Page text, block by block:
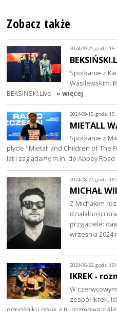
Zobacz także
2024-09-21, godz.
Spotkanie z
Wasilewskim.
BEKSIŃSKI.Live. » więcej
2024-09-15, godz.
MIETALL
Spotkanie z
płycie "Mietall and Children of The
lat i zaglądamy m.in. do Abbey
2024-08-27, godz.
MICHAŁ
Z Michałem
działalności
przyjaciele:
września 2024
2024-06-22, godz.
IKREK -
W
zespół Ikrek.